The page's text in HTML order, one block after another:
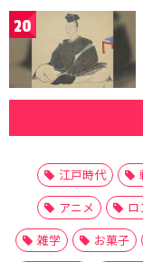
20
江戸時代
アニメ
ロ
雑学
お菓子